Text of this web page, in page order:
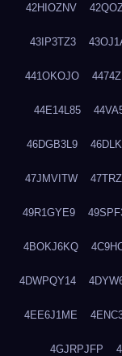
42HIOZNV
43IP3TZ3
441OKOJO
44E14L85
46DGB3L9
47JMVITW
49R1GYE9
4BOKJ6KQ
4DWPQY14
4EE6J1ME
4GJRPJFP